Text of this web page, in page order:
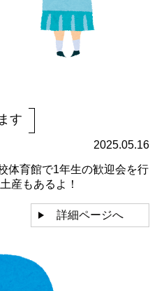
す
2025.05.16
体育館で1年生の歓迎会を行
産もあるよ！
詳細ページへ